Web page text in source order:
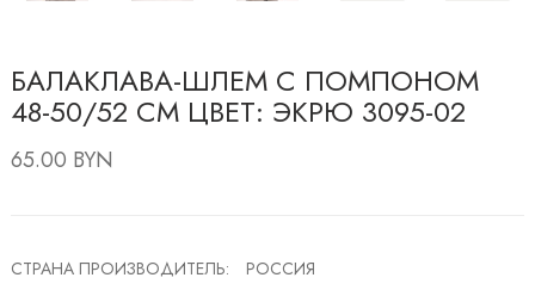
БАЛАКЛАВА-ШЛЕМ С ПОМПОНОМ
48-50/52 СМ ЦВЕТ: ЭКРЮ 3095-02
65.00 BYN
СТРАНА ПРОИЗВОДИТЕЛЬ:
РОССИЯ